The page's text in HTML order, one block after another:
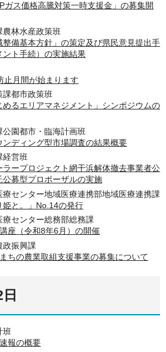
ガス価格高騰対策一時支援金」の募集開
農林水産政策班
整備基本方針」の策定及び県民意見提出手
ト手続）の実施結果
止月間が始まります
課都市政策班
めるエリアマネジメント」シンポジウムの
園都市・臨海計画班
ディング型市場調査の結果概要
経営班
ープロジェクト網干浜解体撤去事業者公
募型プロポーザルの実施
センター地域医療連携部地域医療連携課
と。」No.14の発行
センター総務部総務課
座（令和8年6月）の開催
政振興課
ちの農業取組支援事業の募集について
班
報の概要